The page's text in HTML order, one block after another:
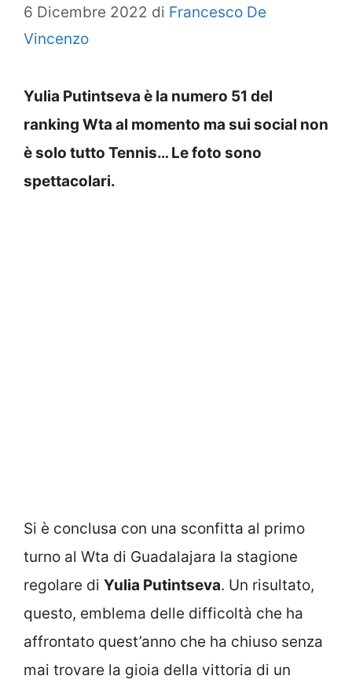
6 Dicembre 2022 di Francesco De
Vincenzo
Yulia Putintseva è la numero 51 del
ranking Wta al momento ma sui social non
è solo tutto Tennis… Le foto sono
spettacolari.
Si è conclusa con una sconfitta al primo
turno al Wta di Guadalajara la stagione
regolare di Yulia Putintseva. Un risultato,
questo, emblema delle difficoltà che ha
affrontato quest’anno che ha chiuso senza
mai trovare la gioia della vittoria di un